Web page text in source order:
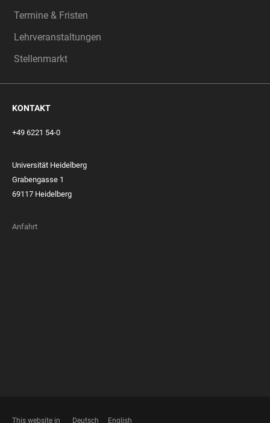
Termine & Fristen
Lehrveranstaltungen
Stellenmarkt
KONTAKT
+49 6221 54-0
Universität Heidelberg
Grabengasse 1
69117 Heidelberg
Anfahrt
This website in Deutsch English